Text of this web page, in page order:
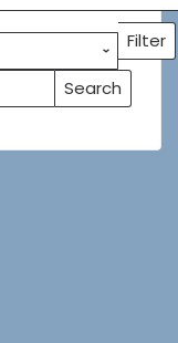
Filter
Search
Events